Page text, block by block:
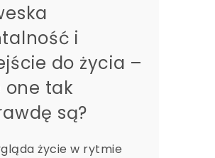
i
do życia –
one tak
są?
życie w rytmie